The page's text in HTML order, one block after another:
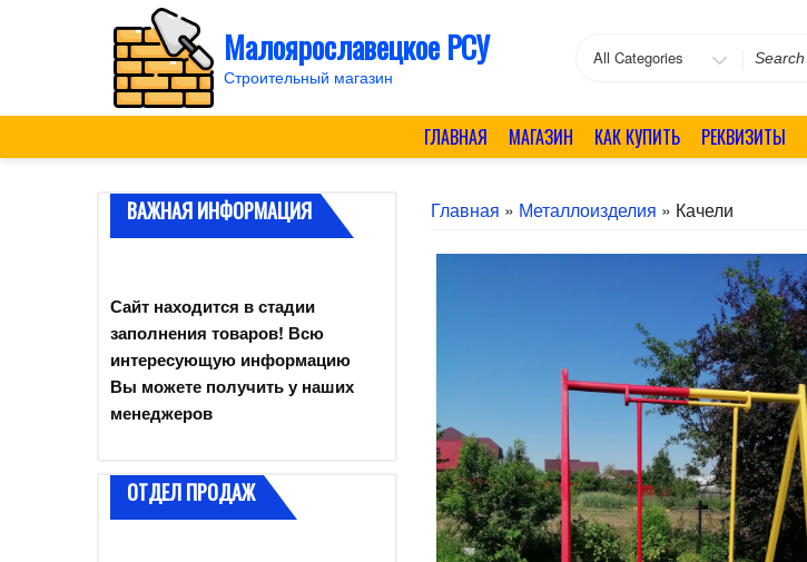
Малоярославецкое РСУ
Строительный магазин
Search
ГЛАВНАЯ МАГАЗИН КАК КУПИТЬ РЕКВИЗИТЫ
ВАЖНАЯ ИНФОРМАЦИЯ
Сайт находится в стадии
заполнения товаров! Всю
интересующую информацию
Вы можете получить у наших
менеджеров
ОТДЕЛ ПРОДАЖ
Главная » Металлоизделия » Качели